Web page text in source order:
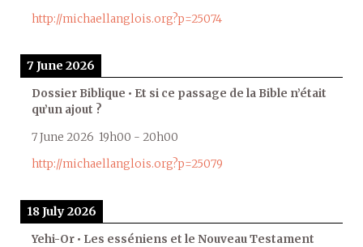
http://michaellanglois.org?p=25074
7 June 2026
Dossier Biblique • Et si ce passage de la Bible n’était
qu’un ajout ?
7 June 2026 19h00 - 20h00
http://michaellanglois.org?p=25079
18 July 2026
Yehi-Or • Les esséniens et le Nouveau Testament